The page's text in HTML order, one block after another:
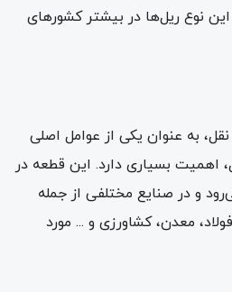
نوع ریل‌ها در بیشتر کشورهای
به عنوان یکی از عوامل اصلی
اهمیت بسیاری دارد. این قطعه در
و در صنایع مختلفی از جمله
معدن، کشاورزی و ... مورد